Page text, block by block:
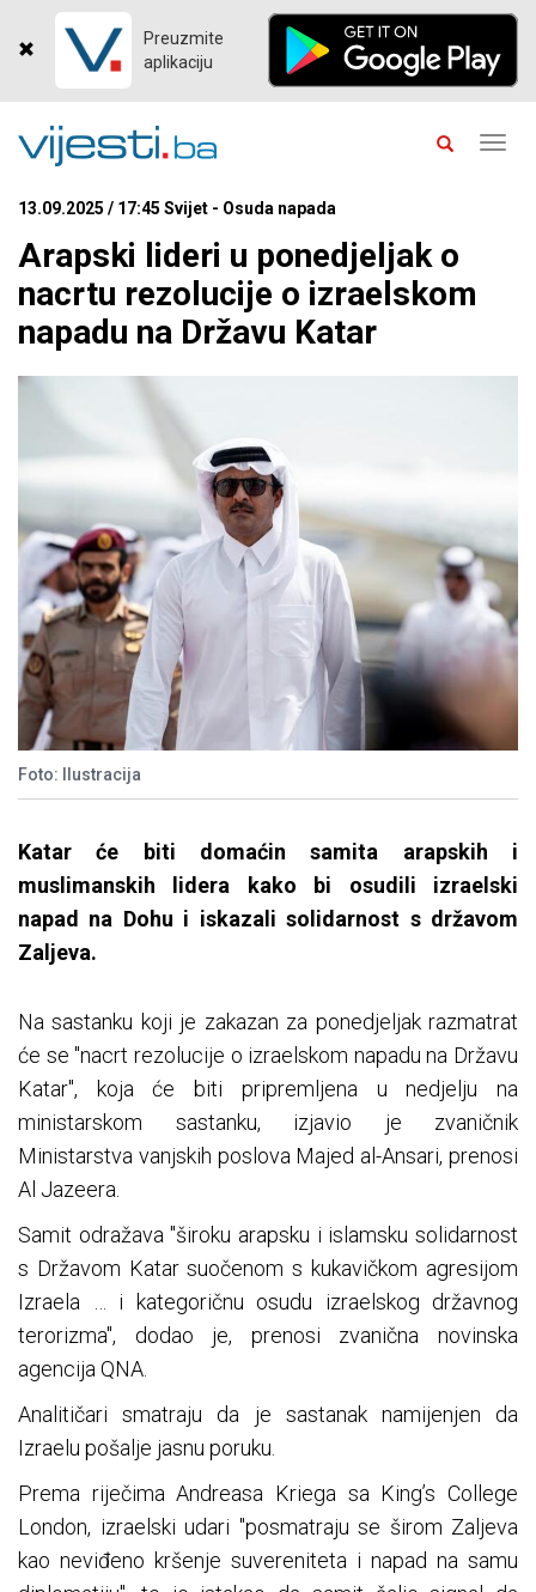
Preuzmite
aplikaciju
13.09.2025 / 17:45 Svijet - Osuda napada
Arapski lideri u ponedjeljak o
nacrtu rezolucije o izraelskom
napadu na Državu Katar
Foto: Ilustracija
Katar će biti domaćin samita arapskih i
muslimanskih lidera kako bi osudili izraelski
napad na Dohu i iskazali solidarnost s državom
Zaljeva.
Na sastanku koji je zakazan za ponedjeljak razmatrat
će se "nacrt rezolucije o izraelskom napadu na Državu
Katar", koja će biti pripremljena u nedjelju na
ministarskom sastanku, izjavio je zvaničnik
Ministarstva vanjskih poslova Majed al-Ansari, prenosi
Al Jazeera.
Samit odražava "široku arapsku i islamsku solidarnost
s Državom Katar suočenom s kukavičkom agresijom
Izraela … i kategoričnu osudu izraelskog državnog
terorizma", dodao je, prenosi zvanična novinska
agencija QNA.
Analitičari smatraju da je sastanak namijenjen da
Izraelu pošalje jasnu poruku.
Prema riječima Andreasa Kriega sa King’s College
London, izraelski udari "posmatraju se širom Zaljeva
kao neviđeno kršenje suvereniteta i napad na samu